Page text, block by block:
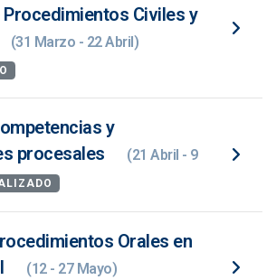
Civiles y
(31 Marzo - 22 Abril)
y
procesales
(21 Abril - 9
Orales en
(12 - 27 Mayo)